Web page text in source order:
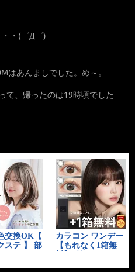
・・(゜Д゜)
はあんましでした。め～。
て、帰ったのは19時頃でした